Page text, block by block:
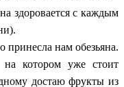
здоровается с каждым
принесла нам обезьяна.
котором уже стоит
достаю фрукты из